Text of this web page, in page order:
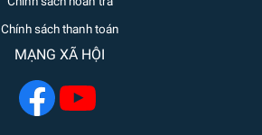
Chính sách thanh toán
MẠNG XÃ HỘI